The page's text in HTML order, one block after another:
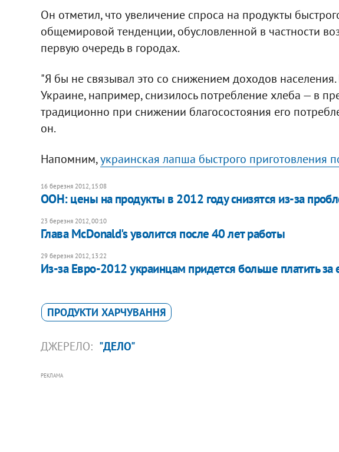
Он отметил, что увеличение спроса на продукты
общемировой тенденции, обусловленной в частности
первую очередь в городах.
"Я бы не связывал это со снижением доходов
Украине, например, снизилось потребление хлеба — в
традиционно при снижении благосостояния его
он.
Напомним,украинская лапша быстрого приготовления
16 березня 2012, 15:08
ООН: цены на продукты в 2012 году снизятся из-за
23 березня 2012, 00:10
Глава McDonald's уволится после 40 лет работы
29 березня 2012, 13:22
Из-за Евро-2012 украинцам придется больше платить за
ПРОДУКТИ ХАРЧУВАННЯ
ДЖЕРЕЛО: "ДЕЛО"
РЕКЛАМА